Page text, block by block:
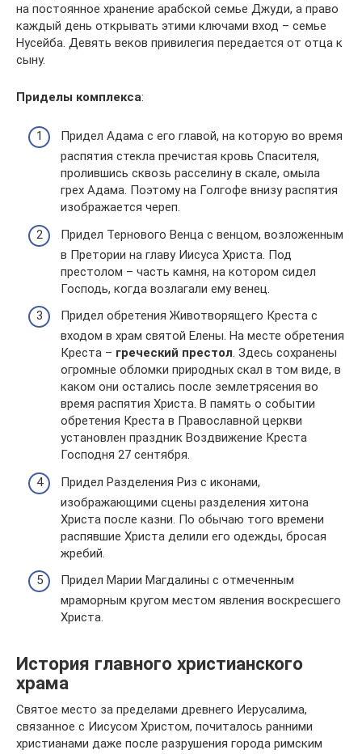
на постоянное хранение арабской семье Джуди, а право
каждый день открывать этими ключами вход – семье
Нусейба. Девять веков привилегия передается от отца к
сыну.
Приделы комплекса:
Придел Адама с его главой, на которую во время
распятия стекла пречистая кровь Спасителя,
пролившись сквозь расселину в скале, омыла
грех Адама. Поэтому на Голгофе внизу распятия
изображается череп.
Придел Тернового Венца с венцом, возложенным
в Претории на главу Иисуса Христа. Под
престолом – часть камня, на котором сидел
Господь, когда возлагали ему венец.
Придел обретения Животворящего Креста с
входом в храм святой Елены. На месте обретения
Креста – греческий престол. Здесь сохранены
огромные обломки природных скал в том виде, в
каком они остались после землетрясения во
время распятия Христа. В память о событии
обретения Креста в Православной церкви
установлен праздник Воздвижение Креста
Господня 27 сентября.
Придел Разделения Риз с иконами,
изображающими сцены разделения хитона
Христа после казни. По обычаю того времени
распявшие Христа делили его одежды, бросая
жребий.
Придел Марии Магдалины с отмеченным
мраморным кругом местом явления воскресшего
Христа.
История главного христианского
храма
Святое место за пределами древнего Иерусалима,
связанное с Иисусом Христом, почиталось ранними
христианами даже после разрушения города римским